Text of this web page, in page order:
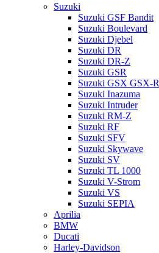
Suzuki
Suzuki GSF Bandit
Suzuki Boulevard
Suzuki Djebel
Suzuki DR
Suzuki DR-Z
Suzuki GSR
Suzuki GSX GSX-R
Suzuki Inazuma
Suzuki Intruder
Suzuki RM-Z
Suzuki RF
Suzuki SFV
Suzuki Skywave
Suzuki SV
Suzuki TL 1000
Suzuki V-Strom
Suzuki VS
Suzuki SEPIA
Aprilia
BMW
Ducati
Harley-Davidson